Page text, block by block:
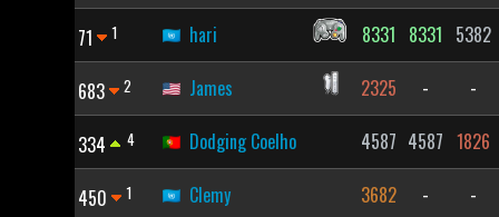
71 1 hari 8331 8331 5382
683 2 James 2325 - -
334 4 Dodging Coelho 4587 4587 1826
450 1 Clemy 3682 - -